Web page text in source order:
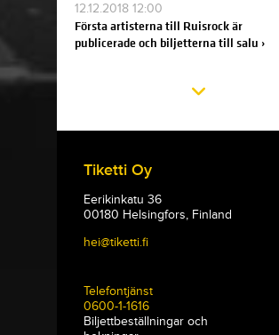
12.12.2018 12:00
Första artisterna till Ruisrock är
publicerade och biljetterna till salu ›
Tiketti Oy
Eerikinkatu 36
00180 Helsingfors, Finland
hei@tiketti.fi
Telefontjänst
0600-1-1616
Biljettbeställningar och